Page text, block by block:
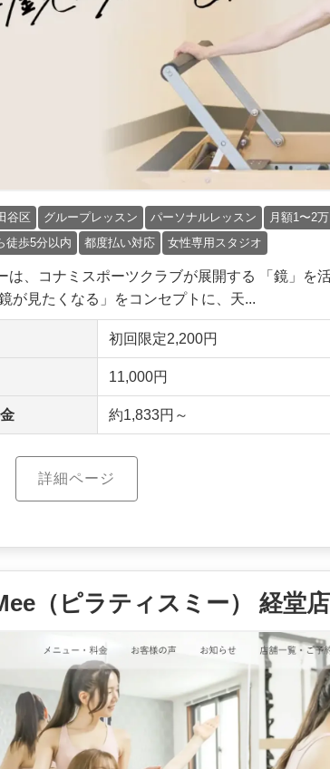
谷区 グループレッスン パーソナルレッスン
月額1〜2
徒歩5分以内 都度払い対応 女性専用スタジオ
は、コナミスポーツクラブが展開する 「鏡」を
が見たくなる」をコンセプトに、天...
初回限定2,200円
11,000円
約1,833円～
詳細ページ
（ピラティスミー） 経堂店